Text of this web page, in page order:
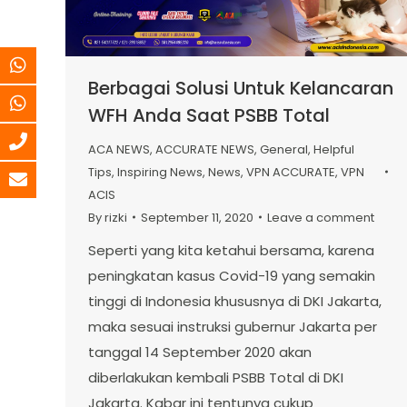
Berbagai Solusi Untuk Kelancaran
WFH Anda Saat PSBB Total
ACA NEWS, ACCURATE NEWS, General, Helpful
Tips, Inspiring News, News, VPN ACCURATE, VPN
ACIS
Byrizki September 11, 2020 Leave a comment
Seperti yang kita ketahui bersama, karena
peningkatan kasus Covid-19 yang semakin
tinggi di Indonesia khususnya di DKI Jakarta,
maka sesuai instruksi gubernur Jakarta per
tanggal 14 September 2020 akan
diberlakukan kembali PSBB Total di DKI
Jakarta. Kabar ini tentunya cukup